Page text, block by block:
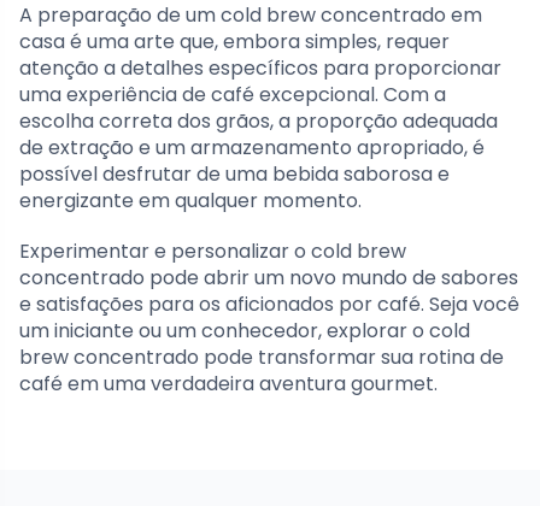
A preparação de um cold brew concentrado em
casa é uma arte que, embora simples, requer
atenção a detalhes específicos para proporcionar
uma experiência de café excepcional. Com a
escolha correta dos grãos, a proporção adequada
de extração e um armazenamento apropriado, é
possível desfrutar de uma bebida saborosa e
energizante em qualquer momento.
Experimentar e personalizar o cold brew
concentrado pode abrir um novo mundo de sabores
e satisfações para os aficionados por café. Seja você
um iniciante ou um conhecedor, explorar o cold
brew concentrado pode transformar sua rotina de
café em uma verdadeira aventura gourmet.